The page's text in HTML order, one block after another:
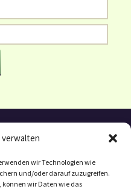
wir Technologien wie
und/oder darauf zuzugreifen.
wir Daten wie das